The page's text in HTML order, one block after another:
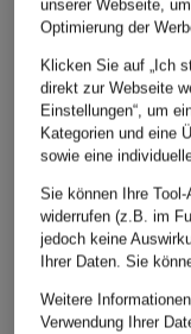
unserer Webseite,
Optimierung der
Klicken Sie auf „Ich
direkt zur Webseite
Einstellungen“, um
Kategorien und eine
sowie eine
Sie können Ihre
widerrufen (z.B. im
jedoch keine
Ihrer Daten. Sie
Weitere
Verwendung Ihrer